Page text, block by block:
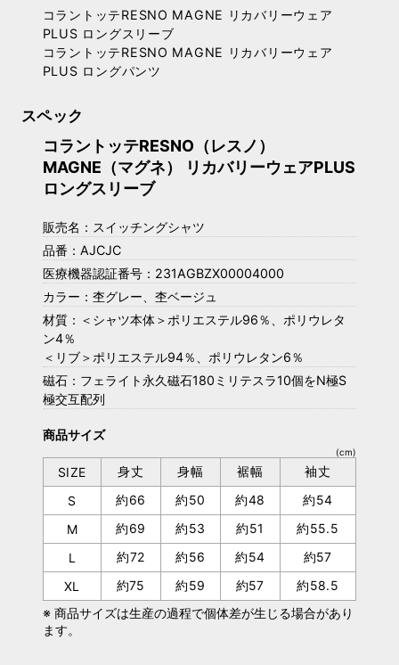
コラントッテRESNO MAGNE リカバリーウェア
PLUS ロングスリーブ
コラントッテRESNO MAGNE リカバリーウェア
PLUS ロングパンツ
スペック
コラントッテRESNO（レスノ）
MAGNE（マグネ） リカバリーウェアPLUS
ロングスリーブ
販売名：スイッチングシャツ
品番：AJCJC
医療機器認証番号：231AGBZX00004000
カラー：杢グレー、杢ベージュ
材質：＜シャツ本体＞ポリエステル96％、ポリウレタ
ン4％
＜リブ＞ポリエステル94％、ポリウレタン6％
磁石：フェライト永久磁石180ミリテスラ10個をN極S
極交互配列
商品サイズ
(cm)
SIZE 身丈 身幅 裾幅
袖丈
S
約66 約50 約48
約54
M
約69 約53 約51
約55.5
L
約72 約56 約54
約57
XL
約75 約59 約57
約58.5
※ 商品サイズは生産の過程で個体差が生じる場合があり
ます。